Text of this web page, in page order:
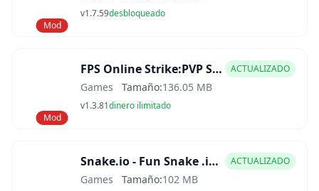
Mod
v1.7.59desbloqueado
Mod
FPS Online Strike:PVP Shooter Mod APK ACTUALIZADO
Games Tamaño:136.05 MB
v1.3.81dinero ilimitado
Snake.io - Fun Snake .io Games Mod APK ACTUALIZADO
Games Tamaño:102 MB